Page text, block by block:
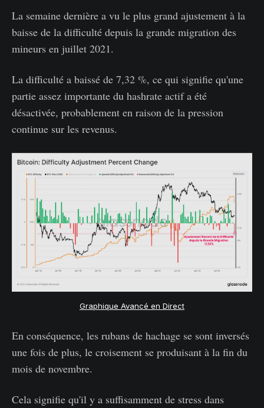
La semaine dernière a vu le plus grand ajustement à la
baisse de la difficulté depuis la grande migration des
mineurs en juillet 2021.
La difficulté a baissé de 7,32 %, ce qui signifie qu'une
partie assez importante du hashrate actif a été
désactivée, probablement en raison de la pression
continue sur les revenus.
Graphique Avancé en Direct
En conséquence, les rubans de hachage se sont inversés
une fois de plus, le croisement se produisant à la fin du
mois de novembre.
Cela signifie qu'il y a suffisamment de stress dans